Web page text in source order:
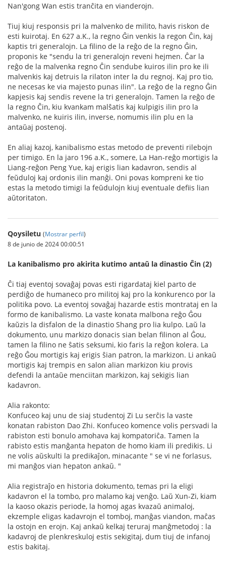
Nan'gong Wan estis tranĉita en vianderojn.
Tiuj kiuj responsis pri la malvenko de milito, havis riskon de
esti kuirotaj. En 627 a.K., la regno Ĝin venkis la regon Ĉin, kaj
kaptis tri generalojn. La filino de la reĝo de la regno Ĝin,
proponis ke "sendu la tri generalojn reveni hejmen. Ĉar la
reĝo de la malvenka regno Ĉin sendube kuiros ilin pro ke ili
malvenkis kaj detruis la rilaton inter la du regnoj. Kaj pro tio,
ne necesas ke via majesto punas ilin". La reĝo de la regno Ĝin
kapjesis kaj sendis revene la tri generalojn. Tamen la reĝo de
la regno Ĉin, kiu kvankam malŝatis kaj kulpigis ilin pro la
malvenko, ne kuiris ilin, inverse, nomumis ilin plu en la
antaŭaj postenoj.
En aliaj kazoj, kanibalismo estas metodo de preventi rilebojn
per timigo. En la jaro 196 a.K., somere, La Han-reĝo mortigis la
Liang-reĝon Peng Yue, kaj erigis lian kadavron, sendis al
feŭduloj kaj ordonis ilin manĝi. Oni povas kompreni ke tio
estas la metodo timigi la feŭdulojn kiuj eventuale defiis lian
aŭtoritaton.
Qoysiletu (Mostrar perfil)
8 de junio de 2024 00:00:51
La kanibalismo pro akirita kutimo antaŭ la dinastio Ĉin (2)
Ĉi tiaj eventoj sovaĝaj povas esti rigardataj kiel parto de
perdiĝo de humaneco pro militoj kaj pro la konkurenco por la
politika povo. La eventoj sovaĝaj hazarde estis montrataj en la
formo de kanibalismo. La vaste konata malbona reĝo Ĝou
kaŭzis la disfalon de la dinastio Shang pro lia kulpo. Laŭ la
dokumento, unu markizo donacis sian belan filinon al Ĝou,
tamen la filino ne ŝatis seksumi, kio faris la reĝon kolera. La
reĝo Ĝou mortigis kaj erigis ŝian patron, la markizon. Li ankaŭ
mortigis kaj trempis en salon alian markizon kiu provis
defendi la antaŭe menciitan markizon, kaj sekigis lian
kadavron.
Alia rakonto:
Konfuceo kaj unu de siaj studentoj Zi Lu serĉis la vaste
konatan rabiston Dao Zhi. Konfuceo komence volis persvadi la
rabiston esti bonulo amohava kaj kompatoriĉa. Tamen la
rabisto estis manĝanta hepaton de homo kiam ili predikis. Li
ne volis aŭskulti la predikaĵon, minacante " se vi ne forlasus,
mi manĝos vian hepaton ankaŭ. "
Alia registraĵo en historia dokumento, temas pri la eligi
kadavron el la tombo, pro malamo kaj venĝo. Laŭ Xun-Zi, kiam
la kaoso okazis periode, la homoj agas kvazaŭ animaloj,
ekzemple eligas kadavrojn el tomboj, manĝas viandon, maĉas
la ostojn en erojn. Kaj ankaŭ kelkaj teruraj manĝmetodoj : la
kadavroj de plenkreskuloj estis sekigitaj, dum tiuj de infanoj
estis bakitaj.